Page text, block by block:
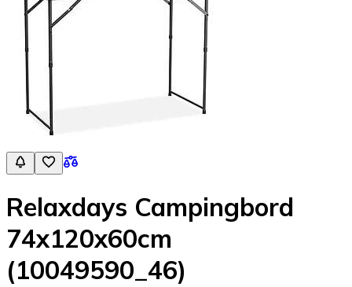
Relaxdays Campingbord
74x120x60cm
(10049590_46)